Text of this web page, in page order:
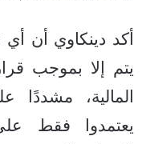
أكد دينكاوي أن
يتم إلا بموجب
المالية،
يعتمدوا فقط